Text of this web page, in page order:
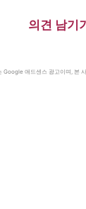
의견 남기기
Google 애드센스 광고이며, 본